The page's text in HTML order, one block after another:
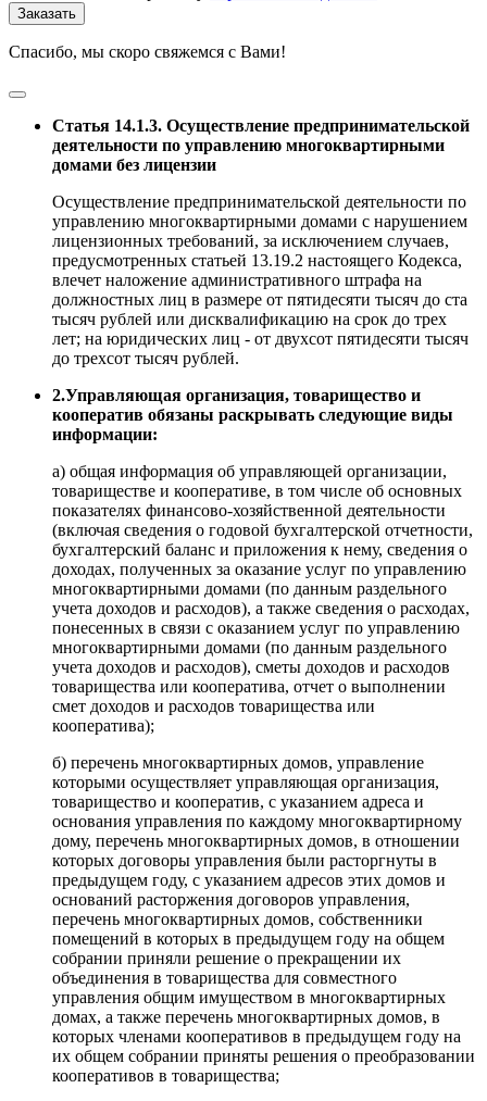
Заказать
Спасибо, мы скоро свяжемся с Вами!
Статья 14.1.3. Осуществление предпринимательской
деятельности по управлению многоквартирными
домами без лицензии
Осуществление предпринимательской деятельности по
управлению многоквартирными домами с нарушением
лицензионных требований, за исключением случаев,
предусмотренных статьей 13.19.2 настоящего Кодекса,
влечет наложение административного штрафа на
должностных лиц в размере от пятидесяти тысяч до ста
тысяч рублей или дисквалификацию на срок до трех
лет; на юридических лиц - от двухсот пятидесяти тысяч
до трехсот тысяч рублей.
2.Управляющая организация, товарищество и
кооператив обязаны раскрывать следующие виды
информации:
а) общая информация об управляющей организации,
товариществе и кооперативе, в том числе об основных
показателях финансово-хозяйственной деятельности
(включая сведения о годовой бухгалтерской отчетности,
бухгалтерский баланс и приложения к нему, сведения о
доходах, полученных за оказание услуг по управлению
многоквартирными домами (по данным раздельного
учета доходов и расходов), а также сведения о расходах,
понесенных в связи с оказанием услуг по управлению
многоквартирными домами (по данным раздельного
учета доходов и расходов), сметы доходов и расходов
товарищества или кооператива, отчет о выполнении
смет доходов и расходов товарищества или
кооператива);
б) перечень многоквартирных домов, управление
которыми осуществляет управляющая организация,
товарищество и кооператив, с указанием адреса и
основания управления по каждому многоквартирному
дому, перечень многоквартирных домов, в отношении
которых договоры управления были расторгнуты в
предыдущем году, с указанием адресов этих домов и
оснований расторжения договоров управления,
перечень многоквартирных домов, собственники
помещений в которых в предыдущем году на общем
собрании приняли решение о прекращении их
объединения в товарищества для совместного
управления общим имуществом в многоквартирных
домах, а также перечень многоквартирных домов, в
которых членами кооперативов в предыдущем году на
их общем собрании приняты решения о преобразовании
кооперативов в товарищества;